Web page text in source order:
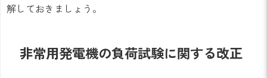
解しておきましょう。
非常用発電機の負荷試験に関する改正